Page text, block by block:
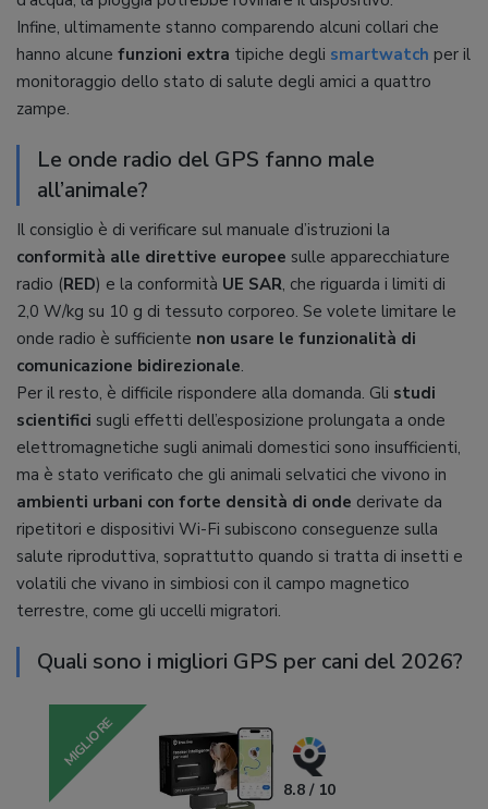
Infine, ultimamente stanno comparendo alcuni collari che
hanno alcune funzioni extra tipiche degli smartwatch per il
monitoraggio dello stato di salute degli amici a quattro
zampe.
Le onde radio del GPS fanno male
all’animale?
Il consiglio è di verificare sul manuale d’istruzioni la
conformità alle direttive europee sulle apparecchiature
radio (RED) e la conformità UE SAR, che riguarda i limiti di
2,0 W/kg su 10 g di tessuto corporeo. Se volete limitare le
onde radio è sufficiente non usare le funzionalità di
comunicazione bidirezionale.
Per il resto, è difficile rispondere alla domanda. Gli studi
scientifici sugli effetti dell’esposizione prolungata a onde
elettromagnetiche sugli animali domestici sono insufficienti,
ma è stato verificato che gli animali selvatici che vivono in
ambienti urbani con forte densità di onde derivate da
ripetitori e dispositivi Wi-Fi subiscono conseguenze sulla
salute riproduttiva, soprattutto quando si tratta di insetti e
volatili che vivano in simbiosi con il campo magnetico
terrestre, come gli uccelli migratori.
Quali sono i migliori GPS per cani del 2026?
MIGLIORE
8.8 / 10